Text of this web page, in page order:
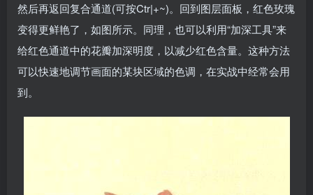
然后再返回复合通道(可按Ctr|+~)。回到图层面板，红色玫瑰
变得更鲜艳了，如图所示。同理，也可以利用“加深工具”来
给红色通道中的花瓣加深明度，以减少红色含量。这种方法
可以快速地调节画面的某块区域的色调，在实战中经常会用
到。